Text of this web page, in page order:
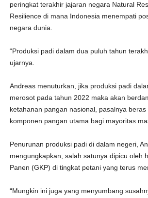
peringkat terakhir jajaran negara Natural
Resilience di mana Indonesia menempati
negara dunia.
“Produksi padi dalam dua puluh tahun
ujarnya.
Andreas menuturkan, jika produksi padi
merosot pada tahun 2022 maka akan
ketahanan pangan nasional, pasalnya beras
komponen pangan utama bagi mayoritas
Penurunan produksi padi di dalam negeri,
mengungkapkan, salah satunya dipicu oleh
Panen (GKP) di tingkat petani yang terus
“Mungkin ini juga yang menyumbang